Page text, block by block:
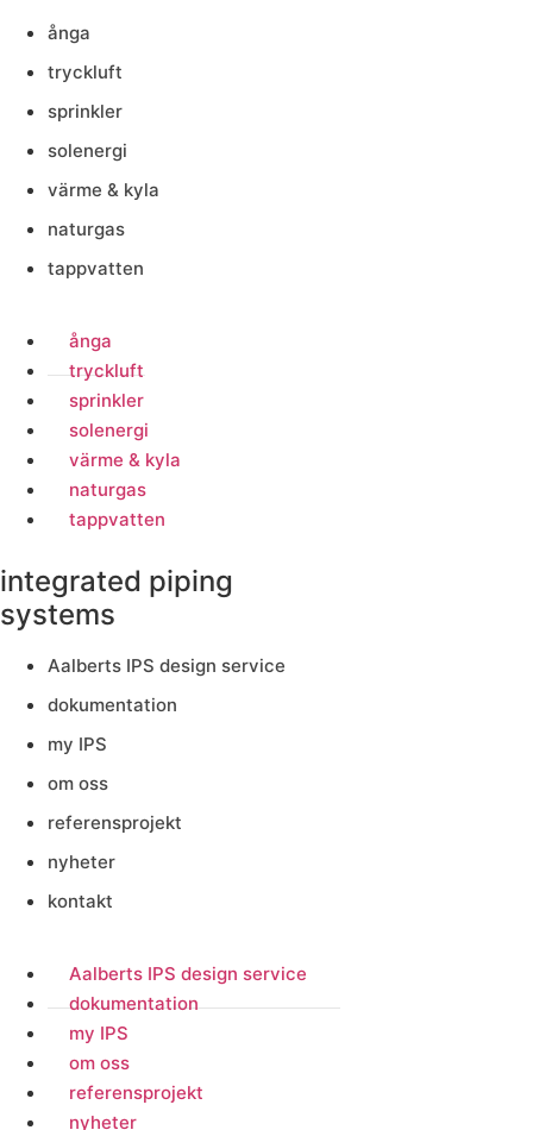
ånga
tryckluft
sprinkler
solenergi
värme & kyla
naturgas
tappvatten
ånga
tryckluft
sprinkler
solenergi
värme & kyla
naturgas
tappvatten
integrated piping
systems
Aalberts IPS design service
dokumentation
my IPS
om oss
referensprojekt
nyheter
kontakt
Aalberts IPS design service
dokumentation
my IPS
om oss
referensprojekt
nyheter